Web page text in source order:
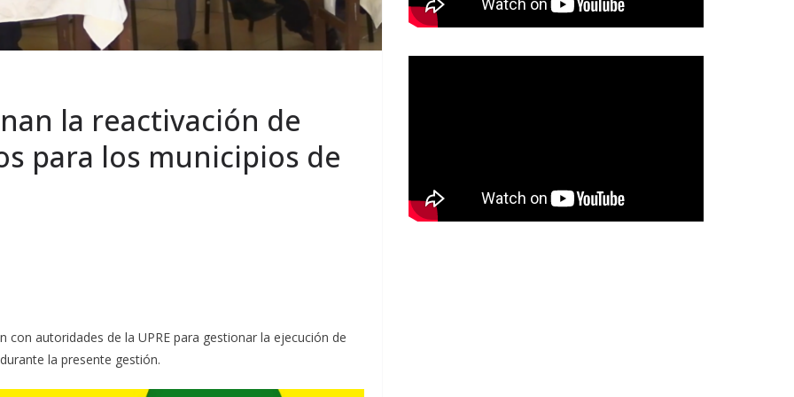
la reactivación de
para los municipios de
autoridades de la UPRE para gestionar la ejecución de
la presente gestión.